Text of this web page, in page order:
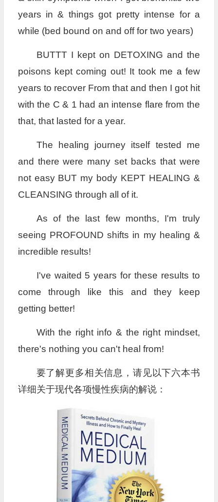
years in & things got pretty intense for a
while (bed bound on and off for two years)
BUTTT I kept on DETOXING and the
poisons kept coming out! It took me a few
years to recover From that and then I got hit
with the C & 1 had an intense flare from the
that, that lasted for a year.
The healing journey itself tested me
and there were many set backs that were
not easy BUT my body KEPT HEALING &
CLEANSING through all of it.
As of the last few months, I'm truly
seeing PROFOUND shifts in my healing &
incredible results!
I've waited 5 years for these results to
come through like this and they keep
getting better!
With the right info & the right mindset,
there's nothing you can't heal from!
要了解更多相关信息，请见以下六本书
详细关于现代各项慢性疾病的解说：